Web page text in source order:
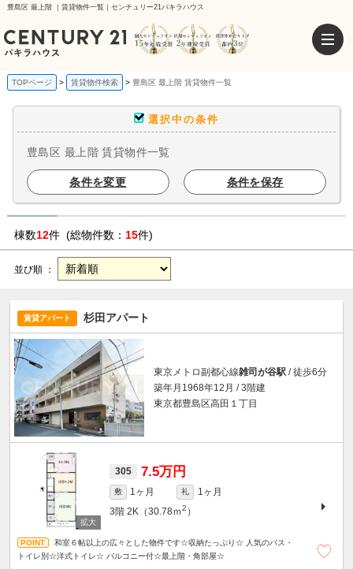
豊島区 最上階 ｜賃貸物件一覧｜センチュリー21パキラハウス
TOPページ 賃貸物件検索 豊島区 最上階 賃貸物件一覧
選択中の条件
豊島区 最上階 賃貸物件一覧
条件を変更 条件を保存
棟数12件 (総物件数： 15件)
並び順 ：
賃貸アパート 杉田アパート
東京メトロ副都心線雑司が谷駅 / 徒歩6分
築年月1968年12月 / 3階建
東京都豊島区高田１丁目
305 7.5万円
敷 1ヶ月 礼
1ヶ月
3階 2K（30.78ｍ2 ）
和室６帖以上の広々とした物件です☆収納たっぷり☆ 人気のバス・
トイレ別☆洋式トイレ☆ バルコニー付☆最上階・角部屋☆